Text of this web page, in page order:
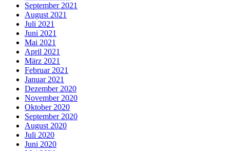
September 2021
August 2021
Juli 2021
Juni 2021
Mai 2021
April 2021
März 2021
Februar 2021
Januar 2021
Dezember 2020
November 2020
Oktober 2020
September 2020
August 2020
Juli 2020
Juni 2020